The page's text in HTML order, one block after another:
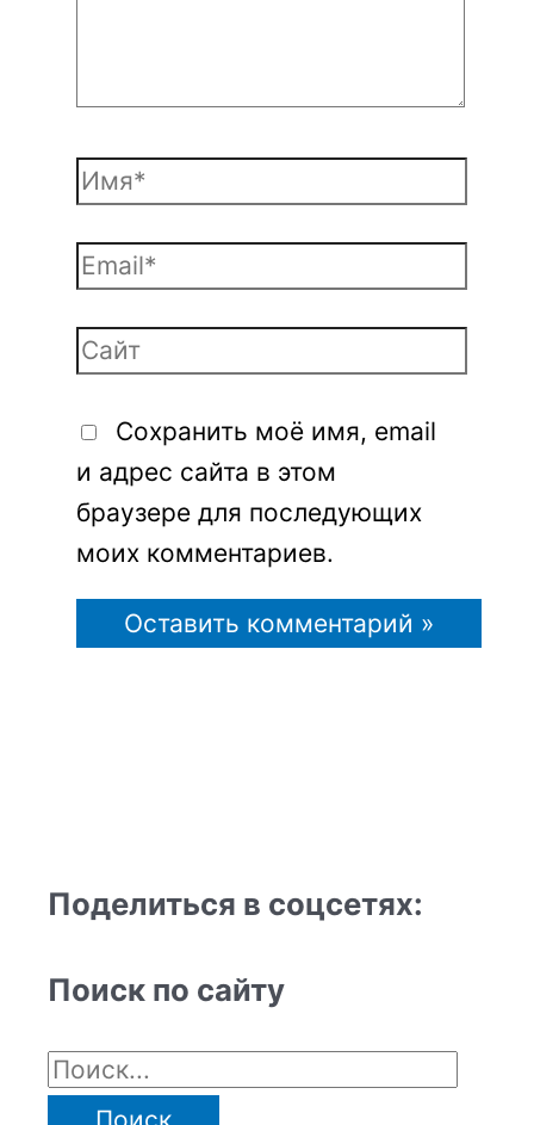
Сохранить моё имя, email
и адрес сайта в этом
браузере для последующих
моих комментариев.
Поделиться в соцсетях:
Поиск по сайту